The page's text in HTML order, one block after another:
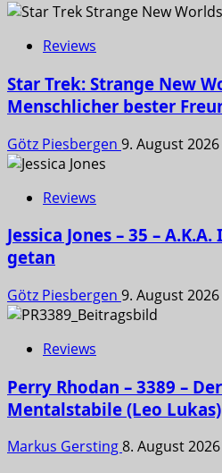
Reviews
Star Trek: Strange New
Menschlicher bester
Götz Piesbergen 9. August 2026
Reviews
Jessica Jones – 35 –
getan
Götz Piesbergen 9. August 2026
Reviews
Perry Rhodan – 3389 –
Mentalstabile (Leo Lukas)
Markus Gersting8. August 2026